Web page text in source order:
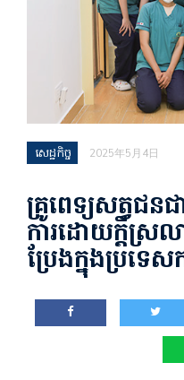
សេដ្ឋកិច្ច 2025年5月4日
គ្រូពេទ្យសត្វជន
ការដោយក្តីស្រ
ប្រែងក្នុងប្រទេស